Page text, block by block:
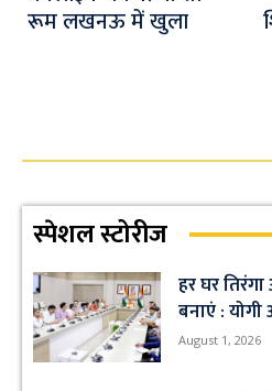
p
रूम लखनऊ में खुला
स्पेशल स्टोरीज
हर घर
बनाएं :
August 1, 2026